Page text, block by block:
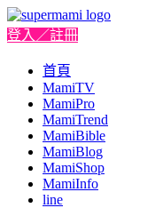
登入／註冊
首頁
MamiTV
MamiPro
MamiTrend
MamiBible
MamiBlog
MamiShop
MamiInfo
line